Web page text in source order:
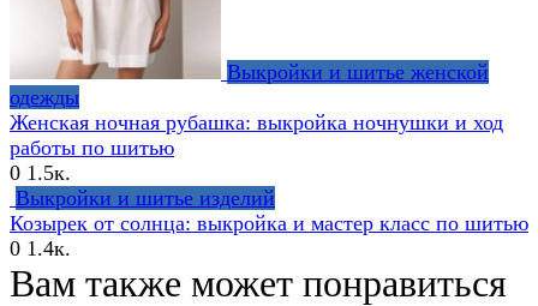
Выкройки и шитье женской
одежды
Женская ночная рубашка: выкройка ночнушки и ход
работы по шитью
0 1.5к.
Выкройки и шитье изделий
Козырек от солнца: выкройка и мастер класс по шитью
0 1.4к.
Вам также может понравиться